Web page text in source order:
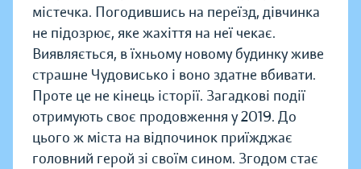
містечка. Погодившись на переїзд, дівчинка
не підозрює, яке жахіття на неї чекає.
Виявляється, в їхньому новому будинку живе
страшне Чудовисько і воно здатне вбивати.
Проте це не кінець історії. Загадкові події
отримують своє продовження у 2019. До
цього ж міста на відпочинок приїжджає
головний герой зі своїм сином. Згодом стає